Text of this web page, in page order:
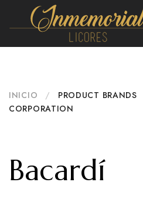
Inmemorial
INICIO / PRODUCT BRANDS
CORPORATION
Bacardí